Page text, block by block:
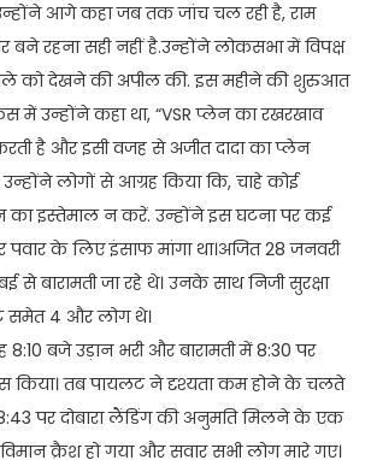
आगे कहा जब तक जांच चल रही है, राम
बने रहना सही नहीं है.उन्होंने लोकसभा में विपक्ष
को देखने की अपील की. इस महीने की शुरुआत
में उन्होंने कहा था, “VSR प्लेन का रखरखाव
है और इसी वजह से अजीत दादा का प्लेन
लोगों से आग्रह किया कि, चाहे कोई
का इस्तेमाल न करें. उन्होंने इस घटना पर कई
के लिए इंसाफ मांगा था।अजित 28 जनवरी
से बारामती जा रहे थे। उनके साथ निजी सुरक्षा
समेत 4 और लोग थे।
बजे उड़ान भरी और बारामती में 8:30 पर
किया। तब पायलट ने दृश्यता कम होने के चलते
8:43 पर दोबारा लैंडिंग की अनुमति मिलने के एक
क्रैश हो गया और सवार सभी लोग मारे गए।